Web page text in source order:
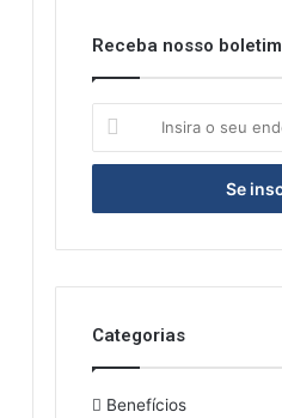
Receba nosso boletim
seu
de
Categorias
Benefícios